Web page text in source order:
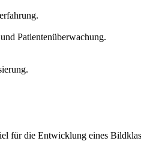
Patientenüberwachung.
für die Entwicklung eines